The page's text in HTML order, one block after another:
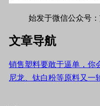
始发于微信公众号
文章导航
销售塑料要敢于逼单，你
尼龙、钛白粉等原料又一